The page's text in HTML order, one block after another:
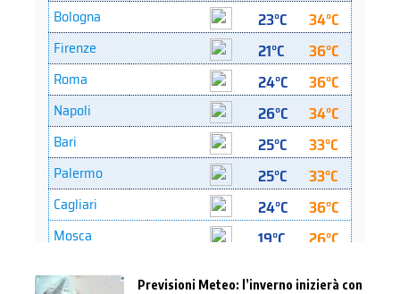
Previsioni Meteo: l’inverno inizierà con